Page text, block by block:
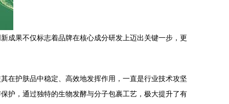
成果不仅标志着品牌在核心成分研发上迈出关键一步，更
在护肤品中稳定、高效地发挥作用，一直是行业技术攻坚
护，通过独特的生物发酵与分子包裹工艺，极大提升了有